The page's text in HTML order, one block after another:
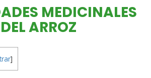
MEDICINALES
DEL ARROZ
]